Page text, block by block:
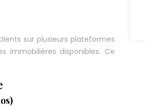
sur plusieurs plateformes
immobilières disponibles. Ce